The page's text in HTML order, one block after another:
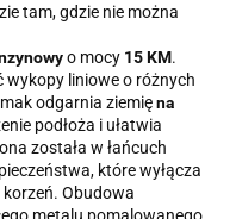
tam, gdzie nie można
o mocy 15 KM.
liniowe o różnych
odgarnia ziemięna
podłoża i ułatwia
została w łańcuch
które wyłącza
Obudowa
metalu pomalowanego